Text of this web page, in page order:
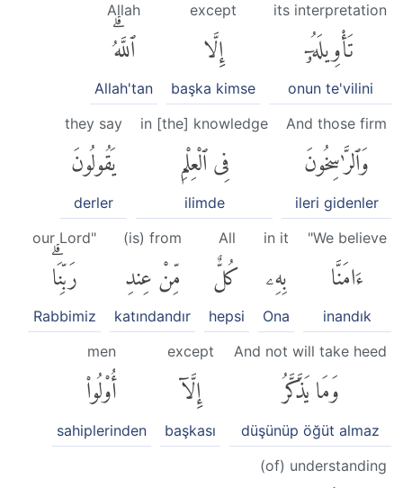
its interpretation
تَأْوِيلَهُۥٓ
onun te'vilini
except
إِلَّا
başka kimse
Allah
ٱللَّهُۗ
Allah'tan
And those firm
وَٱلرَّٰسِخُونَ
ileri gidenler
in [the] knowledge
فِى ٱلْعِلْمِ
ilimde
they say
يَقُولُونَ
derler
"We believe
ءَامَنَّا
inandık
in it
بِهِۦ
Ona
All
كُلٌّ
hepsi
(is) from
مِّنْ عِندِ
katındandır
our Lord"
رَبِّنَاۗ
Rabbimiz
And not will take heed
وَمَا يَذَّكَّرُ
düşünüp öğüt almaz
except
إِلَّآ
başkası
men
أُو۟لُوا۟
sahiplerinden
(of) understanding